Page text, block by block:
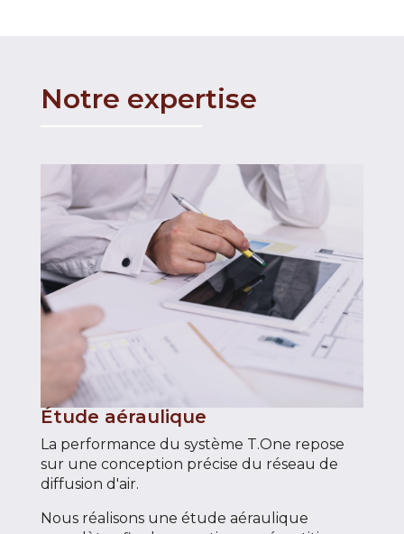
Notre expertise
Étude aéraulique
La performance du système T.One repose
sur une conception précise du réseau de
diffusion d'air.
Nous réalisons une étude aéraulique